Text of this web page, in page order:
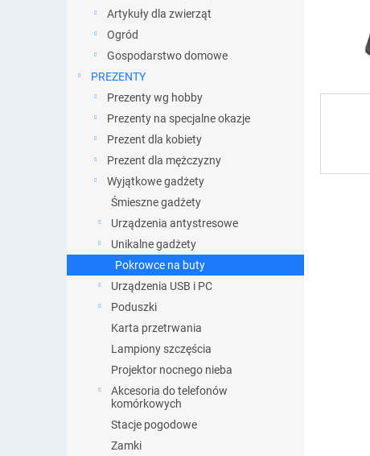
Artykuły dla zwierząt
Ogród
Gospodarstwo domowe
PREZENTY
Prezenty wg hobby
Prezenty na specjalne okazje
Prezent dla kobiety
Prezent dla mężczyzny
Wyjątkowe gadżety
Śmieszne gadżety
Urządzenia antystresowe
Unikalne gadżety
Pokrowce na buty
Urządzenia USB i PC
Poduszki
Karta przetrwania
Lampiony szczęścia
Projektor nocnego nieba
Akcesoria do telefonów
komórkowych
Stacje pogodowe
Zamki